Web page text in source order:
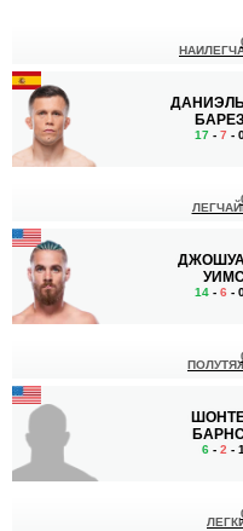
БАРЕЗ
17 - 7 -
14 - 6 -
6 - 2 -